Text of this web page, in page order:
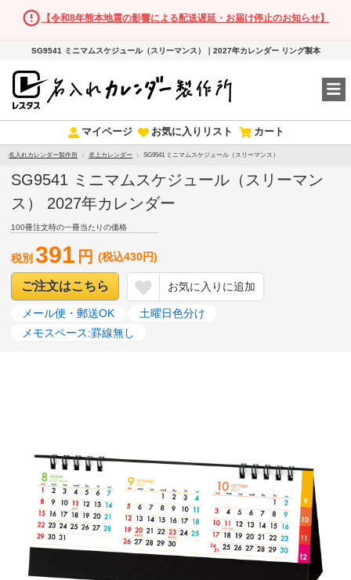
【令和8年熊本地震の影響による配送遅延・お届け停止のお知らせ】
SG9541 ミニマムスケジュール（スリーマンス）｜2027年カレンダー リング製本
マイページ お気に入りリスト カート
名入れカレンダー製作所 卓上カレンダー SG9541 ミニマムスケジュール（スリーマンス）
SG9541 ミニマムスケジュール（スリーマン
ス） 2027年カレンダー
100冊注文時の一冊当たりの価格
税別391 円 (税込430円)
ご注文はこちら お気に入りに追加
メール便・郵送OK
土曜日色分け
メモスペース:罫線無し